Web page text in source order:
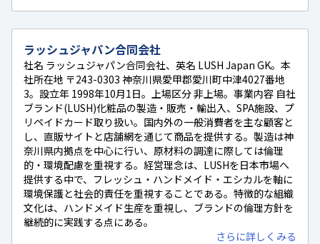
ラッシュジャパン合同会社
社名 ラッシュジャパン合同会社、英名 LUSH Japan GK。本
社所在地 〒243-0303 神奈川県愛甲郡愛川町中津4027番地
3。設立年 1998年10月1日。上場区分 非上場。事業内容 自社
ブランド(LUSH)化粧品の製造・販売・輸出入、SPA施設、プ
リペイドカード取り扱い。国内外の一般消費者を主な顧客と
し、直販サイトと店舗網を通じて商品を提供する。製造は神
奈川県内拠点を中心に行い、原材料の調達に際しては倫理
的・環境配慮を重視する。経営理念は、LUSHを日本市場へ
提供する中で、フレッシュ・ハンドメイド・エシカルを軸に
環境保護と社会的責任を重視することである。特徴的な組織
文化は、ハンドメイド生産を重視し、ブランドの倫理方針を
継続的に実践する点にある。
さらに詳しくみる